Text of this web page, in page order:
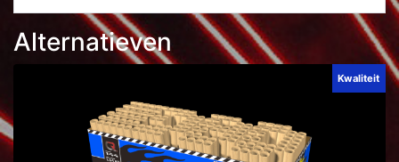
Alternatieven
Kwaliteit